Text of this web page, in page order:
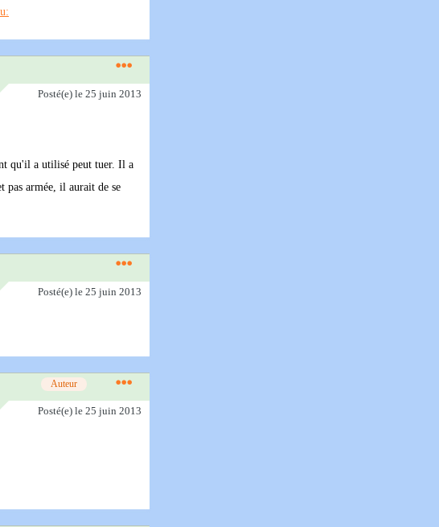
Posté(e) le 25 juin 2013
qu'il a utilisé peut tuer. Il a
pas armée, il aurait de se
Posté(e) le 25 juin 2013
Auteur
Posté(e) le 25 juin 2013